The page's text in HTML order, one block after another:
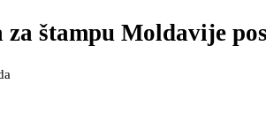
štampu Moldavije